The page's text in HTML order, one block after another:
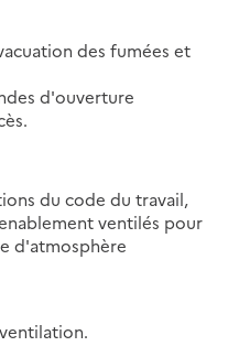
des fumées et
d'ouverture
du code du travail,
ventilés pour
d'atmosphère